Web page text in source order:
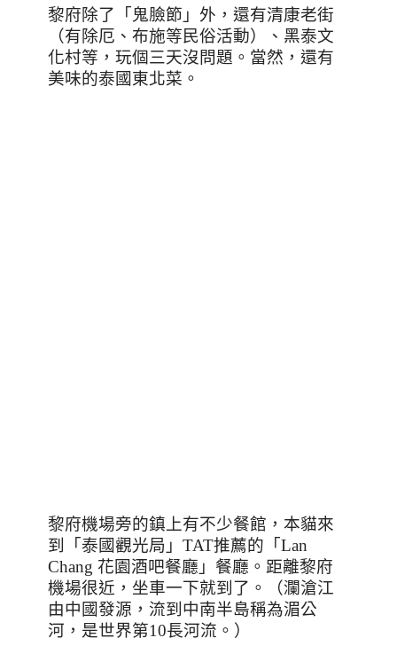
黎府除了「鬼臉節」外，還有清康老街
（有除厄、布施等民俗活動）、黑泰文
化村等，玩個三天沒問題。當然，還有
美味的泰國東北菜。
黎府機場旁的鎮上有不少餐館，本貓來
到「泰國觀光局」 TAT推薦的「Lan
Chang 花園酒吧餐廳」餐廳。距離黎府
機場很近，坐車一下就到了。（瀾滄江
由中國發源，流到中南半島稱為湄公
河，是世界第10長河流。）